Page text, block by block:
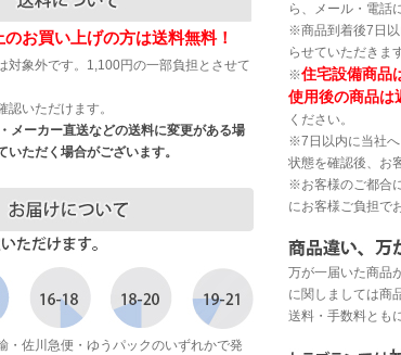
お買い上げの方は送料無料！
対象外です。1,100円の一部負担とさせて
認いただけます。
メーカー直送などの送料に変更がある場
ただく場合がございます。
・佐川急便・ゆうパックのいずれかで発
ら、メール・電話
※商品到着後7日以
らせていただきます
※住宅設備商品
使用後の商品は
ください。
※7日以内に当社へ
状態を確認後、お
※お客様のご都合
にお客様ご負担で
万が一届いた商品
に関しましては商
送料・手数料とも